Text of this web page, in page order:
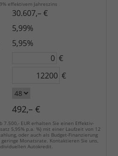
effektivem Jahreszins
30.607,– €
5,99%
5,95%
€
€
492,– €
EUR erhalten Sie einen Effektiv-
5,95% p.a. %) mit einer Laufzeit von 12
oder auch als Budget-Finanzierung
Monatsrate. Kontaktieren Sie uns,
Autokredit.